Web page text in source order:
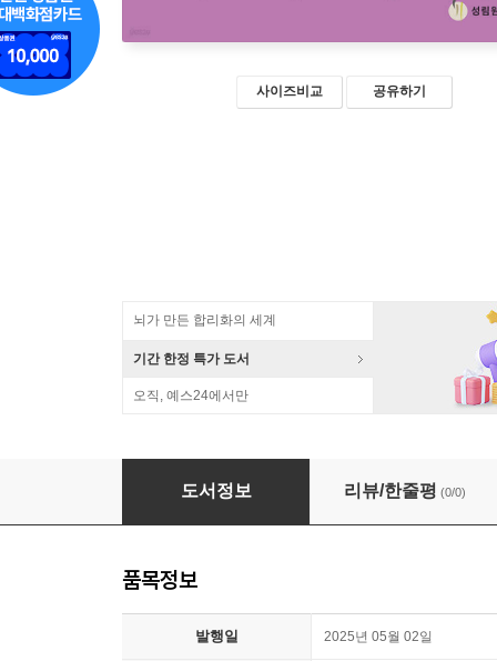
사이즈비교 공유하기
뇌가 만든 합리화의 세계
기간 한정 특가 도서
오직, 예스24에서만
세상에서 가장 쉬운 과학 수업 : DNA 구조 (큰글
도서정보 리뷰/한줄평 (0/0)
품목정보
발행일 2025년 05월 02일